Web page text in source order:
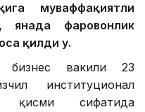
муваффақиятли
янада фаровонлик
қилди у.
вакили 23
институционал
қисми сифатида